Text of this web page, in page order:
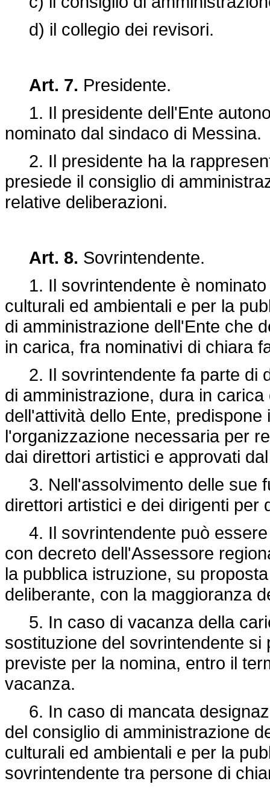
d) il collegio dei revisori.
Art. 7. Presidente.
1. Il presidente dell'Ente
nominato dal sindaco di Messina.
2. Il presidente ha la
presiede il consiglio di
relative deliberazioni.
Art. 8. Sovrintendente.
1. Il sovrintendente è nominato
culturali ed ambientali e per la
di amministrazione dell'Ente che
in carica, fra nominativi di chiara
2. Il sovrintendente fa parte di
di amministrazione, dura in
dell'attività dello Ente,
l'organizzazione necessaria per
dai direttori artistici e approvati
3. Nell'assolvimento delle sue
direttori artistici e dei dirigenti per
4. Il sovrintendente può essere
con decreto dell'Assessore
la pubblica istruzione, su
deliberante, con la maggioranza
5. In caso di vacanza della
sostituzione del sovrintendente
previste per la nomina, entro il
vacanza.
6. In caso di mancata
del consiglio di amministrazione
culturali ed ambientali e per la
sovrintendente tra persone di